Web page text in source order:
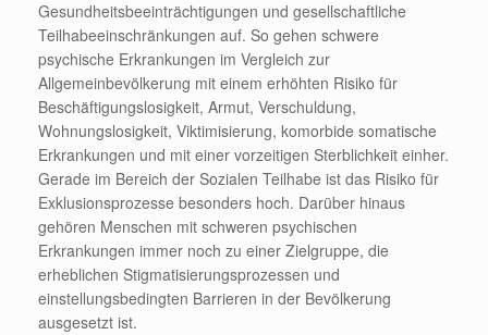
Gesundheitsbeeinträchtigungen und gesellschaftliche
Teilhabeeinschränkungen auf. So gehen schwere
psychische Erkrankungen im Vergleich zur
Allgemeinbevölkerung mit einem erhöhten Risiko für
Beschäftigungslosigkeit, Armut, Verschuldung,
Wohnungslosigkeit, Viktimisierung, komorbide somatische
Erkrankungen und mit einer vorzeitigen Sterblichkeit einher.
Gerade im Bereich der Sozialen Teilhabe ist das Risiko für
Exklusionsprozesse besonders hoch. Darüber hinaus
gehören Menschen mit schweren psychischen
Erkrankungen immer noch zu einer Zielgruppe, die
erheblichen Stigmatisierungsprozessen und
einstellungsbedingten Barrieren in der Bevölkerung
ausgesetzt ist.